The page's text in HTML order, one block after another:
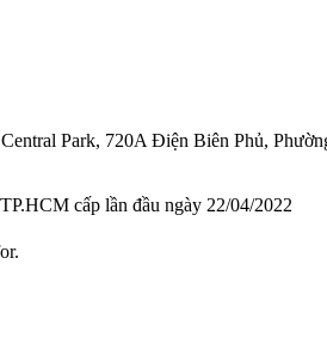
Park, 720A Điện Biên Phủ,
cấp lần đầu ngày 22/04/2022